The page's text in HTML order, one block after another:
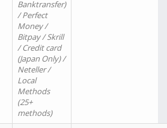
Banktransfer)
/ Perfect
Money /
Bitpay / Skrill
/ Credit card
(Japan Only) /
Neteller /
Local
Methods
(25+
methods)